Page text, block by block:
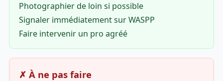
Photographier de loin si possible
Signaler immédiatement sur WASPP
Faire intervenir un pro agréé
✗ À ne pas faire